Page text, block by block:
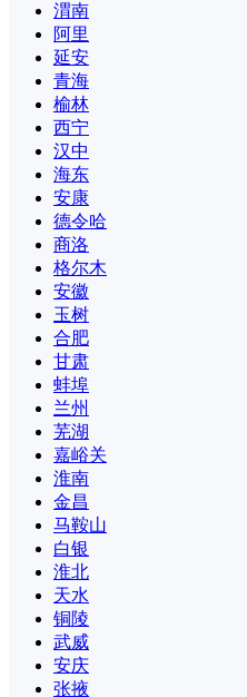
渭南
阿里
延安
青海
榆林
西宁
汉中
海东
安康
德令哈
商洛
格尔木
安徽
玉树
合肥
甘肃
蚌埠
兰州
芜湖
嘉峪关
淮南
金昌
马鞍山
白银
淮北
天水
铜陵
武威
安庆
张掖